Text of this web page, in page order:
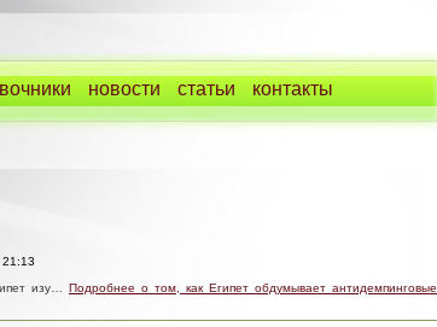
новости статьи контакты
изу… Подробнее о том, как Египет обдумывает антидемпинговые